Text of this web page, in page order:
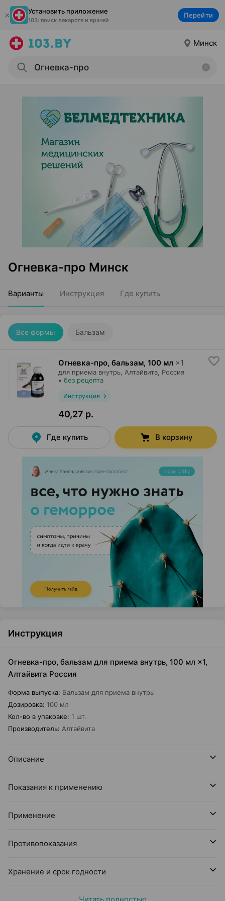
Установить приложение
103: поиск лекарств и врачей
Перейти
Минск
Огневка-про Минск
Варианты Инструкция Где купить
Все формы Бальзам
Огневка-про, бальзам, 100 мл ×1
для приема внутрь, Алтайвита , Россия
• без рецепта
Инструкция
40,27 р.
Где купить В корзину
Инструкция
Огневка-про, бальзам для приема внутрь, 100 мл ×1,
Алтайвита Россия
Форма выпуска: Бальзам для приема внутрь
Дозировка: 100 мл
Кол-во в упаковке: 1 шт.
Производитель: Алтайвита
Описание
Показания к применению
Применение
Противопоказания
Хранение и срок годности